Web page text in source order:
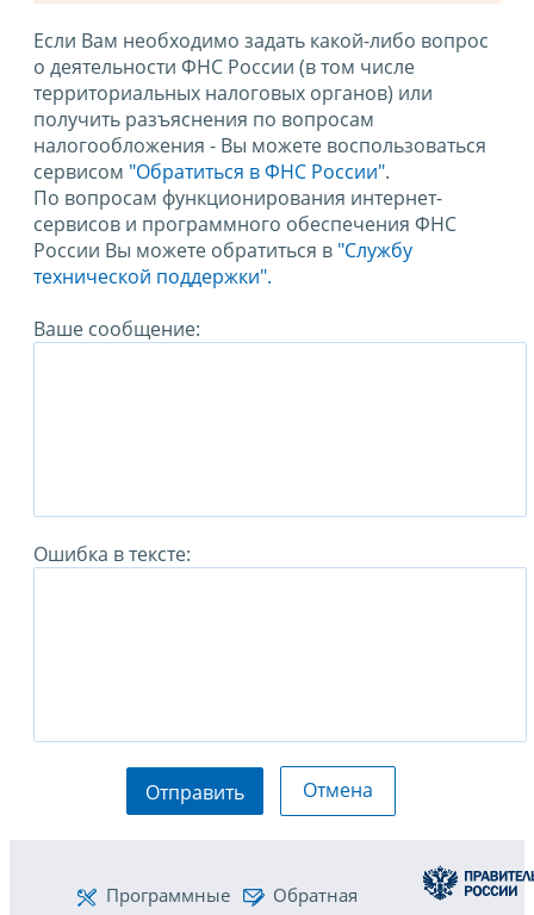
Если Вам необходимо задать какой-либо вопрос
о деятельности ФНС России (в том числе
территориальных налоговых органов) или
получить разъяснения по вопросам
налогообложения - Вы можете воспользоваться
сервисом "Обратиться в ФНС России".
По вопросам функционирования интернет-
сервисов и программного обеспечения ФНС
России Вы можете обратиться в "Службу
технической поддержки".
Ваше сообщение:
Ошибка в тексте:
Отправить Отмена
Программные
Обратная